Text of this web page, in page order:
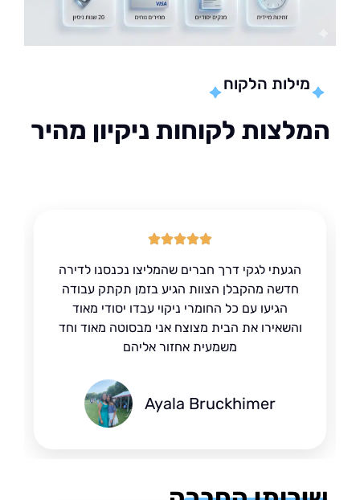
מילות הלקוח
לקוחות ניקיון מהיר
הגעתי לגקי דרך חברים שהמליצו נכנסנו לדירה
חדשה מהקבלן הצוות הגיע בזמן תקתק עבודה
הגיעו עם כל החומרי ניקוי עבדו יסודי מאוד
והשאירו את הבית מצוצח אני מבסוטה מאוד וחד
משמעית אחזור אליהם
Ayala Bruckhimer